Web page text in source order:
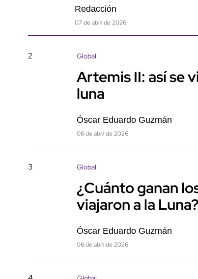
Redacción
07 de abril de 2026
2 Global
Artemis II: así se
luna
Óscar Eduardo Guzmán
06 de abril de 2026
3 Global
¿Cuánto ganan
viajaron a la Luna?
Óscar Eduardo Guzmán
06 de abril de 2026